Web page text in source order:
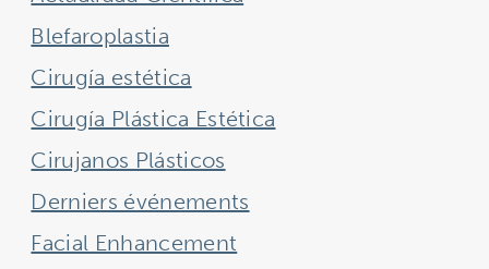
Blefaroplastia
Cirugía estética
Cirugía Plástica Estética
Cirujanos Plásticos
Derniers événements
Facial Enhancement